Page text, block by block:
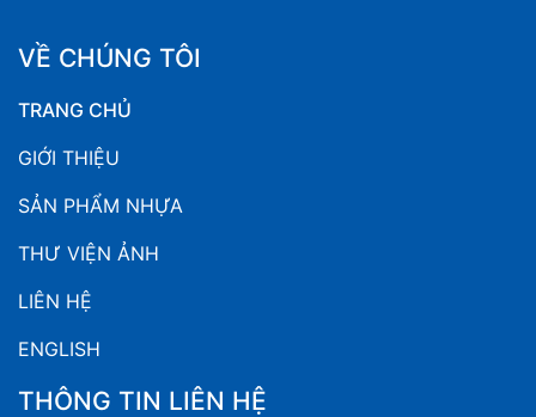
VỀ CHÚNG TÔI
TRANG CHỦ
GIỚI THIỆU
SẢN PHẨM NHỰA
THƯ VIỆN ẢNH
LIÊN HỆ
ENGLISH
THÔNG TIN LIÊN HỆ